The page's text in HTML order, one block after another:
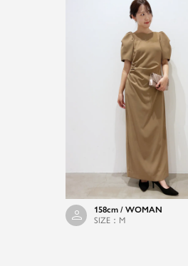
158cm / WOMAN
SIZE：M